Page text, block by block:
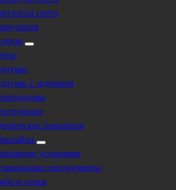
света
с задником
покрытия
установки
инструменты
и стеки